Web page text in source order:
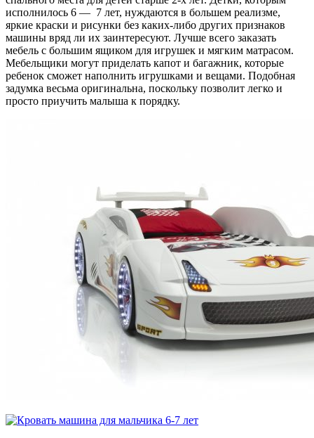
исполнилось 6 — 7 лет, нуждаются в большем реализме,
яркие краски и рисунки без каких-либо других признаков
машины вряд ли их заинтересуют. Лучше всего заказать
мебель с большим ящиком для игрушек и мягким матрасом.
Мебельщики могут приделать капот и багажник, которые
ребенок сможет наполнить игрушками и вещами. Подобная
задумка весьма оригинальна, поскольку позволит легко и
просто приучить малыша к порядку.